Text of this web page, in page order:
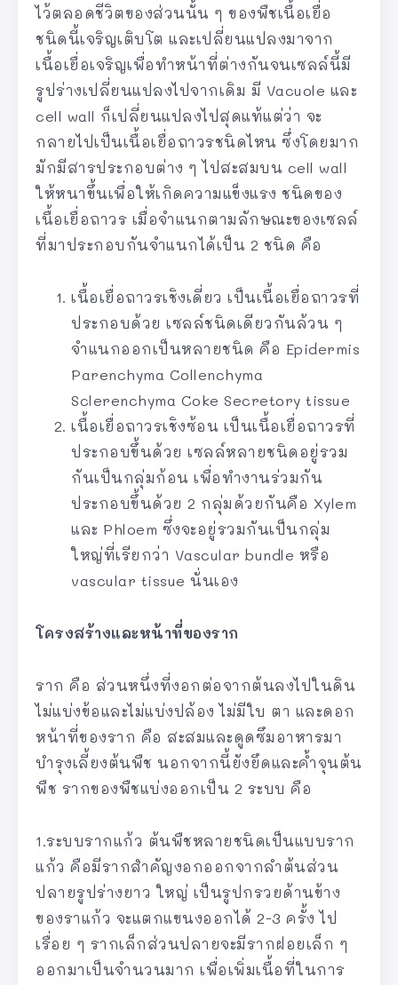
ไว้ตลอดชีวิตของส่วนนั้น ๆ ของพืชเนื้อเยื่อ
ชนิดนี้เจริญเติบโต และเปลี่ยนแปลงมาจาก
เนื้อเยื่อเจริญเพื่อทำหน้าที่ต่างกันจนเซลล์นี้มี
รูปร่างเปลี่ยนแปลงไปจากเดิม มี Vacuole และ
cell wall ก็เปลี่ยนแปลงไปสุดแท้แต่ว่า จะ
กลายไปเป็นเนื้อเยื่อถาวรชนิดไหน ซึ่งโดยมาก
มักมีสารประกอบต่าง ๆ ไปสะสมบน cell wall
ให้หนาขึ้นเพื่อให้เกิดความแข็งแรง ชนิดของ
เนื้อเยื่อถาวร เมื่อจำแนกตามลักษณะของเซลล์
ที่มาประกอบกันจำแนกได้เป็น 2 ชนิด คือ
เนื้อเยื่อถาวรเชิงเดี่ยว เป็นเนื้อเยื่อถาวรที่
ประกอบด้วย เซลล์ชนิดเดียวกันล้วน ๆ
จำแนกออกเป็นหลายชนิด คือ Epidermis
Parenchyma Collenchyma
Sclerenchyma Coke Secretory tissue
เนื้อเยื่อถาวรเชิงซ้อน เป็นเนื้อเยื่อถาวรที่
ประกอบขึ้นด้วย เซลล์หลายชนิดอยู่รวม
กันเป็นกลุ่มก้อน เพื่อทำงานร่วมกัน
ประกอบขึ้นด้วย 2 กลุ่มด้วยกันคือ Xylem
และ Phloem ซึ่งจะอยู่รวมกันเป็นกลุ่ม
ใหญ่ที่เรียกว่า Vascular bundle หรือ
vascular tissue นั่นเอง
โครงสร้างและหน้าที่ของราก
ราก คือ ส่วนหนึ่งที่งอกต่อจากต้นลงไปในดิน
ไม่แบ่งข้อและไม่แบ่งปล้อง ไม่มีใบ ตา และดอก
หน้าที่ของราก คือ สะสมและดูดซึมอาหารมา
บำรุงเลี้ยงต้นพืช นอกจากนี้ยังยึดและค้ำจุนต้น
พืช รากของพืชแบ่งออกเป็น 2 ระบบ คือ
1.ระบบรากแก้ว ต้นพืชหลายชนิดเป็นแบบราก
แก้ว คือมีรากสำคัญงอกออกจากลำต้นส่วน
ปลายรูปร่างยาว ใหญ่ เป็นรูปกรวยด้านข้าง
ของราแก้ว จะแตกแขนงออกได้ 2-3 ครั้ง ไป
เรื่อย ๆ รากเล็กส่วนปลายจะมีรากฝอยเล็ก ๆ
ออกมาเป็นจำนวนมาก เพื่อเพิ่มเนื้อที่ในการ